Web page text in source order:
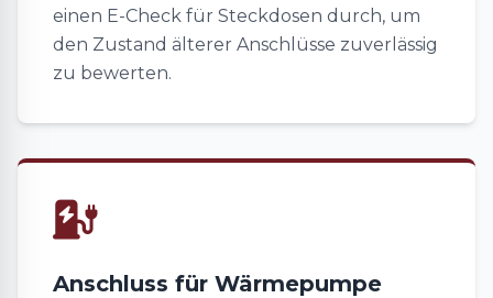
einen E-Check für Steckdosen durch, um
den Zustand älterer Anschlüsse zuverlässig
zu bewerten.
Anschluss für Wärmepumpe